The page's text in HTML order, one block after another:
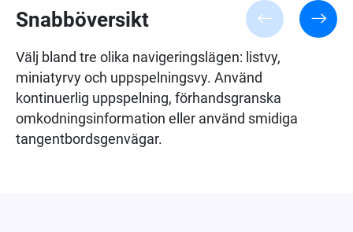
Snabböversikt
Välj bland tre olika navigeringslägen: listvy,
miniatyrvy och uppspelningsvy. Använd
kontinuerlig uppspelning, förhandsgranska
omkodningsinformation eller använd smidiga
tangentbordsgenvägar.